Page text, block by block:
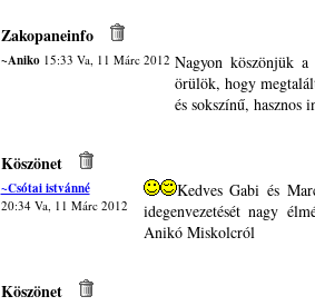
Zakopaneinfo
~Aniko15:33 Va, 11 Márc 2012 Nagyon köszönjük a
örülök, hogy
és sokszínű, hasznos
Köszönet
~Csótai istvánné
20:34 Va, 11 Márc 2012
Kedves Gabi és
idegenvezetését nagy
Anikó Miskolcról
Köszönet